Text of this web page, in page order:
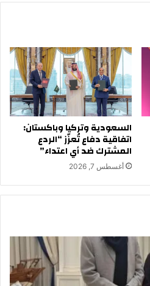
السعودية وتركيا وباكستان:
اتفاقية دفاع تُعزّز “الردع
المشترك ضد أي اعتداء”
أغسطس 7, 2026